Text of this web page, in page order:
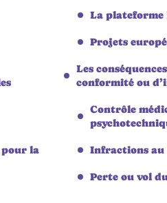
pour la
La plateforme
Projets
Les
conformité ou
Contrôle
Infractions au
Perte ou vol